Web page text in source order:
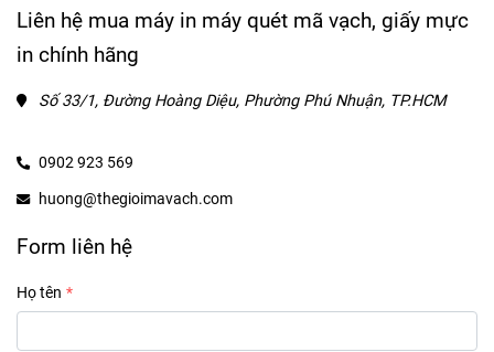
Liên hệ mua máy in máy quét mã vạch, giấy mực
in chính hãng
Số 33/1, Đường Hoàng Diệu, Phường Phú Nhuận, TP.HCM
0902 923 569
huong@thegioimavach.com
Form liên hệ
Họ tên